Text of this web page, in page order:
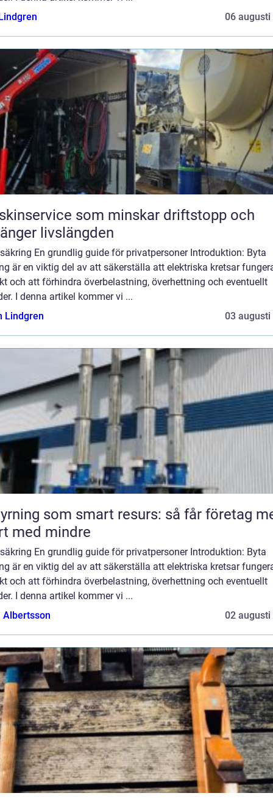
06 augusti
som minskar driftstopp och
livslängden
En grundlig guide för privatpersoner Introduktion: Byta
är en viktig del av att säkerställa att elektriska kretsar
och att förhindra överbelastning, överhettning och eventuellt
I denna artikel kommer vi ...
Lindgren
03 augusti
som smart resurs: så får företag
med mindre
En grundlig guide för privatpersoner Introduktion: Byta
är en viktig del av att säkerställa att elektriska kretsar
och att förhindra överbelastning, överhettning och eventuellt
I denna artikel kommer vi ...
Albertsson
02 augusti